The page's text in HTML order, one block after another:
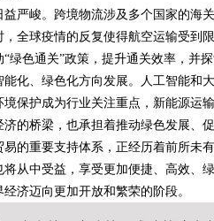
严峻。跨境物流涉及多个国家的海
全球疫情的反复使得航空运输受到
绿色通关”政策，提升通关效率，并
化、绿色化方向发展。人工智能和
保护成为行业关注重点，新能源运
的桥梁，也承担着推动绿色发展、
的重要支持体系，正经历着前所未
从中受益，享受更加便捷、高效、
济迈向更加开放和繁荣的阶段。